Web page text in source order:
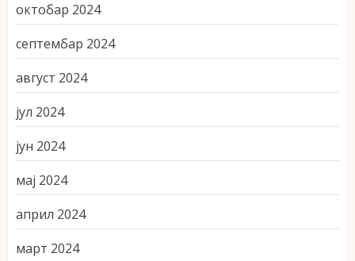
октобар 2024
септембар 2024
август 2024
јул 2024
јун 2024
мај 2024
април 2024
март 2024